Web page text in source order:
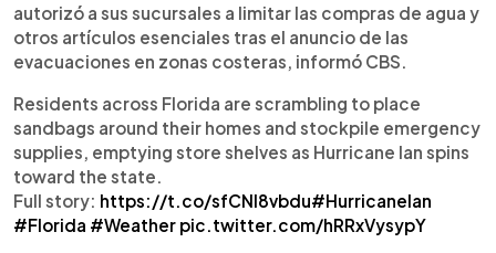
autorizó a sus sucursales a limitar las compras de agua y
otros artículos esenciales tras el anuncio de las
evacuaciones en zonas costeras, informó CBS.
Residents across Florida are scrambling to place
sandbags around their homes and stockpile emergency
supplies, emptying store shelves as Hurricane Ian spins
toward the state.
Full story: https://t.co/sfCNl8vbdu#HurricaneIan
#Florida #Weather pic.twitter.com/hRRxVysypY